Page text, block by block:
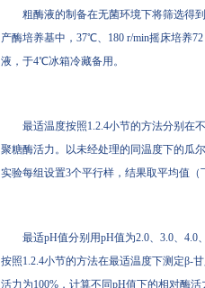
粗酶液的制备在无菌环境下将筛选得到
产酶培养基中，37℃、180 r/min摇床
液，于4℃冰箱冷藏备用。
最适温度按照1.2.4小节的方法分别在不同温度：
聚糖酶活力。以未经处理的同温度下的瓜尔
实验每组设置3个平行样，结果取平均值（下同
最适pH值分别用pH值为2.0、3.0、4.0
按照1.2.4小节的方法在最适温度下测定β-甘
活力为100%，计算不同pH值下的相对酶活力